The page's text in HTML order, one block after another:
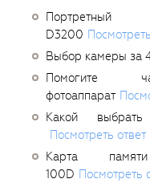
D3200
Выбор камеры за
Помогите
фотоаппарат
Какой
Посмотреть ответ
Карта
100D Посмотреть